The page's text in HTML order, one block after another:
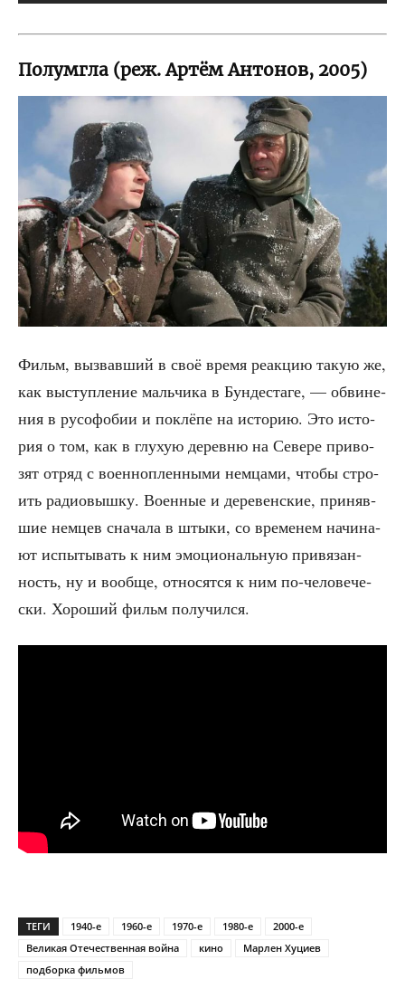
Полумгла (реж. Артём Антонов, 2005)
Фильм, вызвав­ший в своё вре­мя реак­цию такую же,
как выступ­ле­ние маль­чи­ка в Бун­дес­та­ге, — обви­не­
ния в русо­фо­бии и поклё­пе на исто­рию. Это исто­
рия о том, как в глухую дерев­ню на Севе­ре при­во­
зят отряд с воен­но­плен­ны­ми нем­ца­ми, что­бы стро­
ить радио­выш­ку. Воен­ные и дере­вен­ские, при­няв­
шие нем­цев сна­ча­ла в шты­ки, со вре­ме­нем начи­на­
ют испы­ты­вать к ним эмо­ци­о­наль­ную при­вя­зан­
ность, ну и вооб­ще, отно­сят­ся к ним по-чело­ве­че­
ски. Хоро­ший фильм получился.
ТЕГИ 1940-е 1960-е 1970-е 1980-е
2000-е
Великая Отечественная война
кино
Марлен Хуциев
подборка фильмов